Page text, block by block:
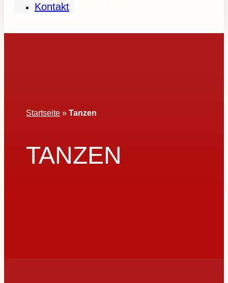
Kontakt
Startseite »Tanzen
TANZEN